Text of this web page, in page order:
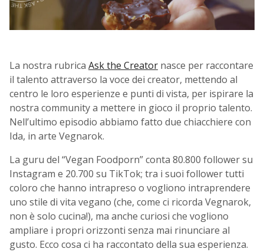
La nostra rubrica Ask the Creator nasce per raccontare
il talento attraverso la voce dei creator, mettendo al
centro le loro esperienze e punti di vista, per ispirare la
nostra community a mettere in gioco il proprio talento.
Nell’ultimo episodio abbiamo fatto due chiacchiere con
Ida, in arte Vegnarok.
La guru del “Vegan Foodporn” conta 80.800 follower su
Instagram e 20.700 su TikTok; tra i suoi follower tutti
coloro che hanno intrapreso o vogliono intraprendere
uno stile di vita vegano (che, come ci ricorda Vegnarok,
non è solo cucina!), ma anche curiosi che vogliono
ampliare i propri orizzonti senza mai rinunciare al
gusto. Ecco cosa ci ha raccontato della sua esperienza.